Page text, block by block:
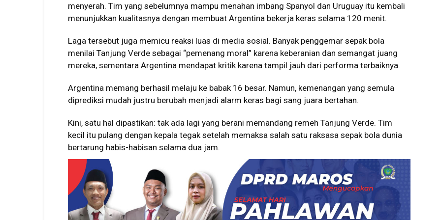
menyerah. Tim yang sebelumnya mampu menahan imbang Spanyol dan Uruguay itu kembali
menunjukkan kualitasnya dengan membuat Argentina bekerja keras selama 120 menit.
Laga tersebut juga memicu reaksi luas di media sosial. Banyak penggemar sepak bola
menilai Tanjung Verde sebagai “pemenang moral” karena keberanian dan semangat juang
mereka, sementara Argentina mendapat kritik karena tampil jauh dari performa terbaiknya.
Argentina memang berhasil melaju ke babak 16 besar. Namun, kemenangan yang semula
diprediksi mudah justru berubah menjadi alarm keras bagi sang juara bertahan.
Kini, satu hal dipastikan: tak ada lagi yang berani memandang remeh Tanjung Verde. Tim
kecil itu pulang dengan kepala tegak setelah memaksa salah satu raksasa sepak bola dunia
bertarung habis-habisan selama dua jam.